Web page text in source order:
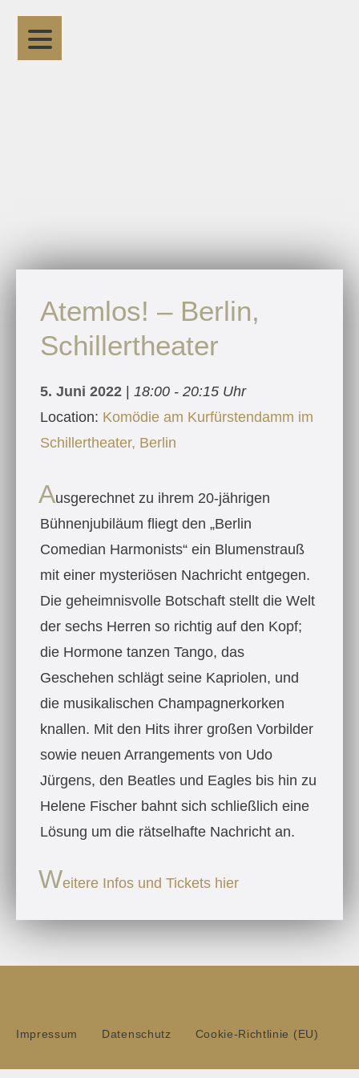
Atemlos! – Berlin,
Schillertheater
5. Juni 2022
18:00 - 20:15 Uhr
Location: Komödie am Kurfürstendamm im
Schillertheater, Berlin
Ausgerechnet zu ihrem 20-jährigen
Bühnenjubiläum fliegt den „Berlin
Comedian Harmonists“ ein Blumenstrauß
mit einer mysteriösen Nachricht entgegen.
Die geheimnisvolle Botschaft stellt die Welt
der sechs Herren so richtig auf den Kopf;
die Hormone tanzen Tango, das
Geschehen schlägt seine Kapriolen, und
die musikalischen Champagnerkorken
knallen. Mit den Hits ihrer großen Vorbilder
sowie neuen Arrangements von Udo
Jürgens, den Beatles und Eagles bis hin zu
Helene Fischer bahnt sich schließlich eine
Lösung um die rätselhafte Nachricht an.
Weitere Infos und Tickets hier
Impressum Datenschutz Cookie-Richtlinie (EU)